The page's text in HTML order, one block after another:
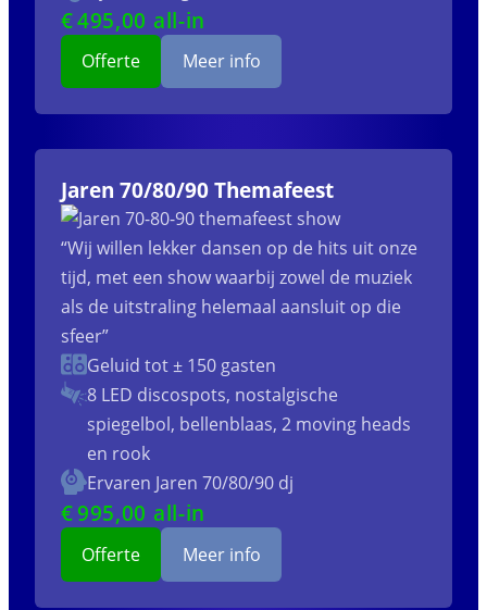
€495,00 all-in
Offerte Meer info
Jaren 70/80/90 Themafeest
“Wij willen lekker dansen op de hits uit onze
tijd, met een show waarbij zowel de muziek
als de uitstraling helemaal aansluit op die
sfeer”
Geluid tot ± 150 gasten
8 LED discospots, nostalgische
spiegelbol, bellenblaas, 2 moving heads
en rook
Ervaren Jaren 70/80/90 dj
€995,00 all-in
Offerte Meer info